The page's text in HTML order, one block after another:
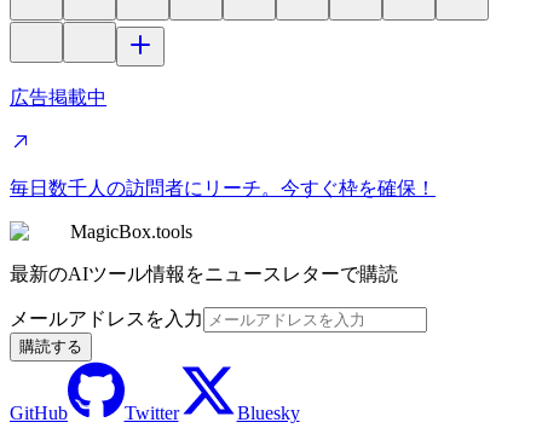
広告掲載中
毎日数千人の訪問者にリーチ。今すぐ枠を確保！
MagicBox.tools
最新のAIツール情報をニュースレターで購読
メールアドレスを入力
購読する
GitHub Twitter Bluesky